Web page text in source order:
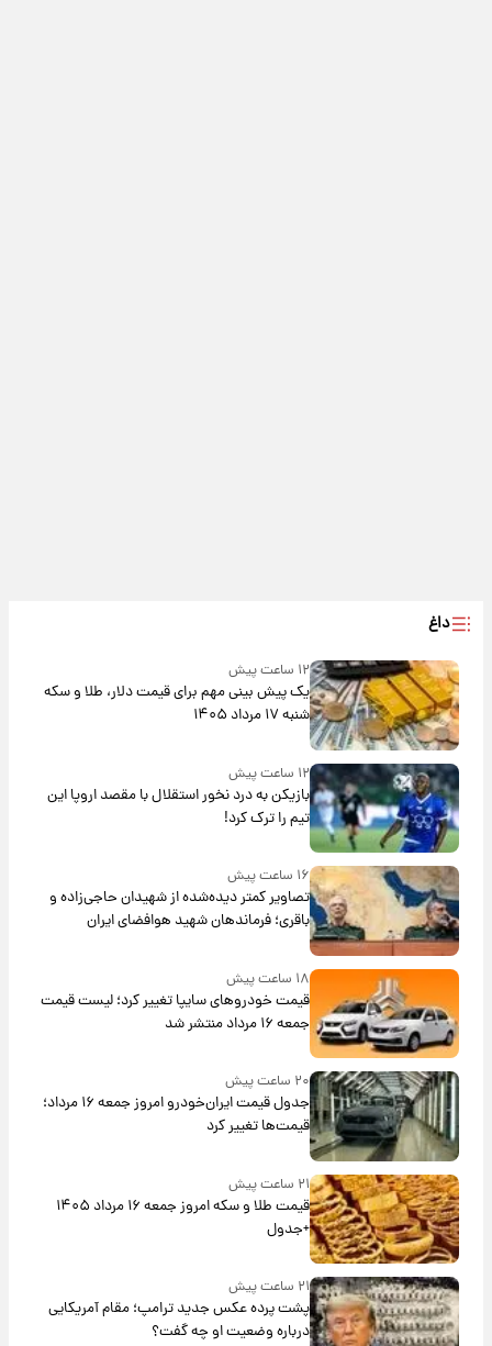
داغ
۱۲ ساعت پیش
یک پیش ‌بینی مهم برای قیمت دلار، طلا و سکه
شنبه ۱۷ مرداد ۱۴۰۵
۱۲ ساعت پیش
بازیکن به درد نخور استقلال با مقصد اروپا این
تیم را ترک کرد!
۱۶ ساعت پیش
تصاویر کمتر دیده‌شده از شهیدان حاجی‌زاده و
باقری؛ فرماندهان شهید هوافضای ایران
۱۸ ساعت پیش
قیمت خودروهای سایپا تغییر کرد؛ لیست قیمت
جمعه ۱۶ مرداد منتشر شد
۲۰ ساعت پیش
جدول قیمت ایران‌خودرو امروز جمعه ۱۶ مرداد؛
قیمت‌ها تغییر کرد
۲۱ ساعت پیش
قیمت طلا و سکه امروز جمعه ۱۶ مرداد ۱۴۰۵
+جدول
۲۱ ساعت پیش
پشت پرده عکس جدید ترامپ؛ مقام آمریکایی
درباره وضعیت او چه گفت؟